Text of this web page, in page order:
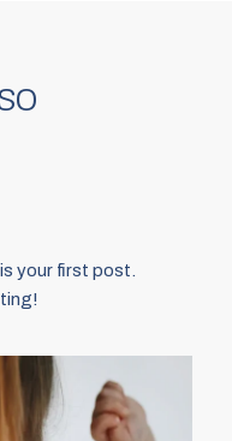
your first post.